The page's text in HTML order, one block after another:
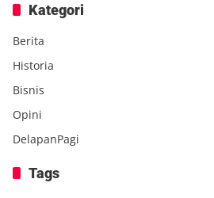
Kategori
Berita
Historia
Bisnis
Opini
DelapanPagi
Tags